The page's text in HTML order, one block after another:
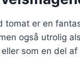
tomat er en
også utrolig
som en del